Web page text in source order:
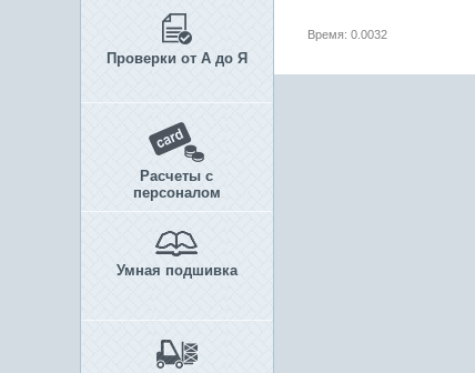
Проверки от А до Я
Расчеты с
персоналом
Умная подшивка
Время: 0.0032